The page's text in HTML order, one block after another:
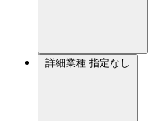
詳細業種 指定なし